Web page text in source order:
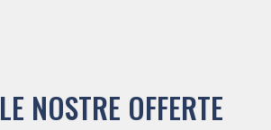
LE NOSTRE OFFERTE